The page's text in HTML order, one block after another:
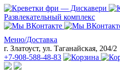
Развлекательный комплекс
Меню/Доставка
г. Златоуст, ул. Таганайская, 204/2
+7-908-588-48-83